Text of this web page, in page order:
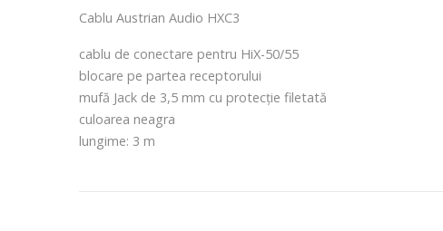
Cablu Austrian Audio HXC3
cablu de conectare pentru HiX-50/55
blocare pe partea receptorului
mufă Jack de 3,5 mm cu protecție filetată
culoarea neagra
lungime: 3 m